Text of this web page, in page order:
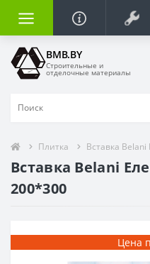
BMB.BY
Строительные и
отделочные материалы
Плитка Вставка
Вставка Belani
200*300
Цена